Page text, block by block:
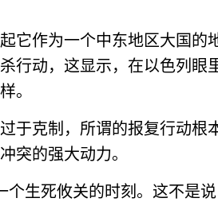
作为一个中东地区大国的
行动，这显示，在以色列眼
。
克制，所谓的报复行动根
突的强大动力。
生死攸关的时刻。这不是